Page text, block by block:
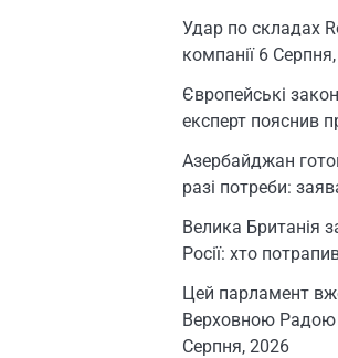
Удар по складах
компанії 6
Європейські
експерт пояснив
Азербайджан
разі потреби:
Велика Британія
Росії: хто
Цей парламент
Верховною Радою
Серпня, 2026